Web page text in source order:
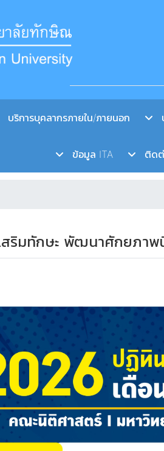
บริการบุคลากรภายใน/ภายนอก
ข้อมูล ITA ติด
ริมทักษะ พัฒนาศักยภา